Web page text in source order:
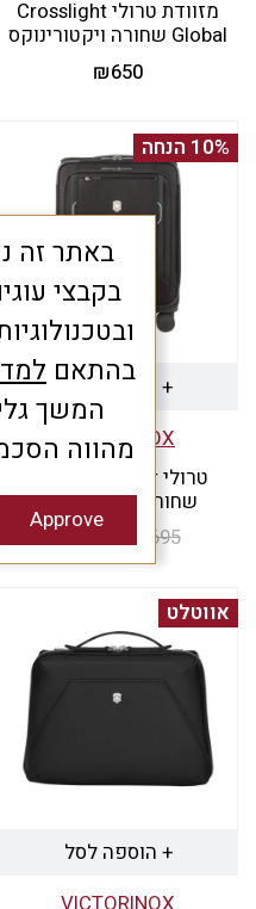
מזוודת טרולי Crosslight
Global שחורה ויקטורינוקס
₪650
10% הנחה
+ הוספה לסל
VICTORINOX
טרולי Werks Traveler
שחורה ויקטורינוקס
695
המקורי
₪695.
₪ המחיר
אווטלט
+ הוספה לסל
באתר זה
בהתאם
המשך
מהווה
Approve